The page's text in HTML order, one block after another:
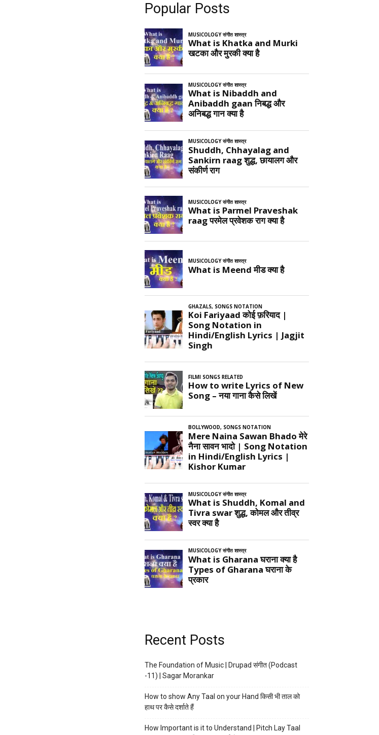
Popular Posts
Recent Posts
The Foundation of Music | Drupad संगीत (Podcast
-11) | Sagar Morankar
How to show Any Taal on your Hand किसी भी ताल को
हाथ पर कैसे दर्शाते हैं
How Important is it to Understand | Pitch Lay Taal